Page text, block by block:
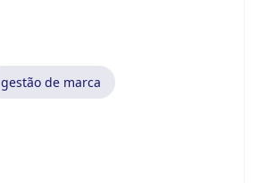
gestão de marca